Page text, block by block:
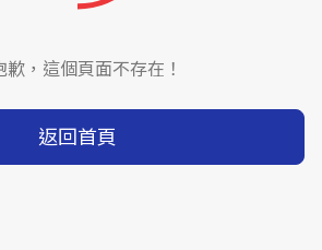
歉，這個頁面不存在！
返回首頁